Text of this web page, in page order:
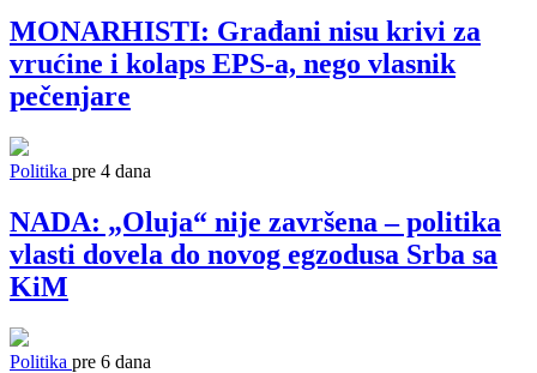
MONARHISTI: Građani nisu krivi za
vrućine i kolaps EPS-a, nego vlasnik
pečenjare
Politika pre 4 dana
NADA: „Oluja“ nije završena – politika
vlasti dovela do novog egzodusa Srba sa
KiM
Politika pre 6 dana